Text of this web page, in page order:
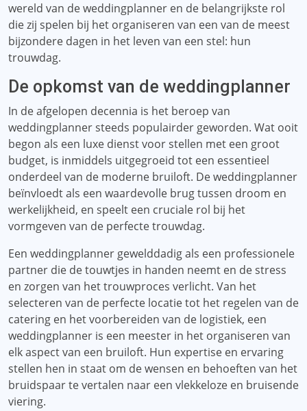
wereld van de weddingplanner en de belangrijkste rol
die zij spelen bij het organiseren van een van de meest
bijzondere dagen in het leven van een stel: hun
trouwdag.
De opkomst van de weddingplanner
In de afgelopen decennia is het beroep van
weddingplanner steeds populairder geworden. Wat ooit
begon als een luxe dienst voor stellen met een groot
budget, is inmiddels uitgegroeid tot een essentieel
onderdeel van de moderne bruiloft. De weddingplanner
beïnvloedt als een waardevolle brug tussen droom en
werkelijkheid, en speelt een cruciale rol bij het
vormgeven van de perfecte trouwdag.
Een weddingplanner gewelddadig als een professionele
partner die de touwtjes in handen neemt en de stress
en zorgen van het trouwproces verlicht. Van het
selecteren van de perfecte locatie tot het regelen van de
catering en het voorbereiden van de logistiek, een
weddingplanner is een meester in het organiseren van
elk aspect van een bruiloft. Hun expertise en ervaring
stellen hen in staat om de wensen en behoeften van het
bruidspaar te vertalen naar een vlekkeloze en bruisende
viering.